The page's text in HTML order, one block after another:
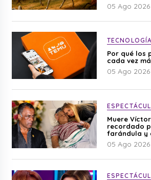
05 Ago 2026
TECNOLOGÍA
Por qué los
cada vez
05 Ago 2026
Muere
recordado
farándula y
Cherres
05 Ago 2026